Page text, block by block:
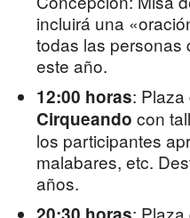
incluirá una
todas las personas
este año.
12:00 horas: Plaza
Cirqueando con
los participantes
malabares, etc.
años.